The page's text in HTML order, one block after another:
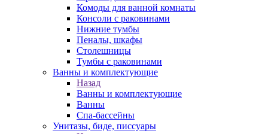
Комоды для ванной комнаты
Консоли с раковинами
Нижние тумбы
Пеналы, шкафы
Столешницы
Тумбы с раковинами
Ванны и комплектующие
Назад
Ванны и комплектующие
Ванны
Спа-бассейны
Унитазы, биде, писсуары